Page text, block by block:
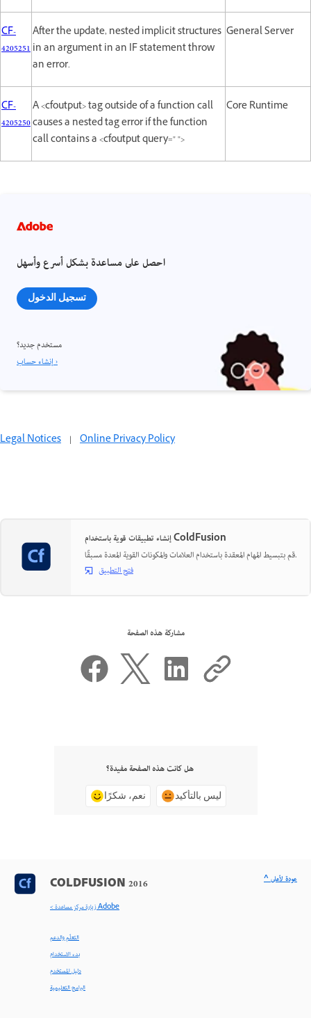
CF-
4205251
After the update, nested implicit structures
in an argument in an IF statement throw
an error.
General Server
CF-
4205250
A <cfoutput> tag outside of a function call
causes a nested tag error if the function
call contains a <cfoutput query=" ">
Core Runtime
احصل على مساعدة بشكل أسرع وأسهل
تسجيل الدخول
مستخدم جديد؟
إنشاء حساب ›
Legal Notices | Online Privacy Policy
إنشاء تطبيقات قوية باستخدام ColdFusion
قم بتبسيط المهام المعقدة باستخدام العلامات والمكونات القوية المعدة مسبقًا.
فتح التطبيق
مشاركة هذه الصفحة
هل كانت هذه الصفحة مفيدة؟
نعم، شكرًا ليس بالتأكيد
COLDFUSION 2016
< زيارة مركز مساعدة Adobe
التعلّم والدعم
بدء الاستخدام
دليل المستخدم
البرامج التعليمية
^ عودة لأعلى